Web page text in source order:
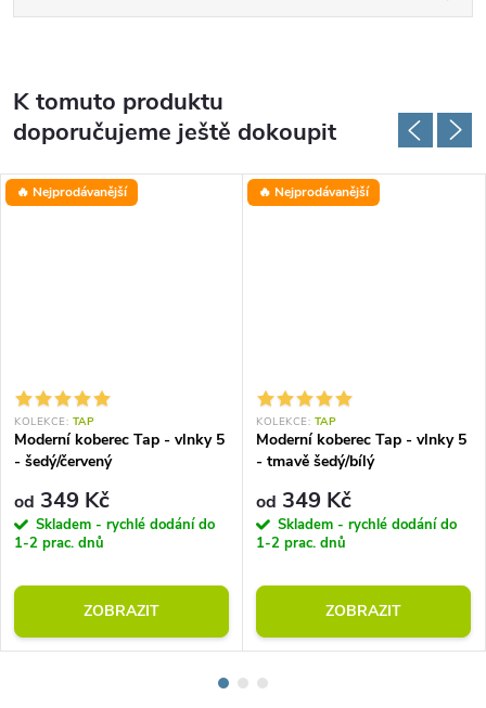
K tomuto produktu
doporučujeme ještě dokoupit
🔥 Nejprodávanější
KOLEKCE: TAP
Moderní koberec Tap - vlnky 5
- šedý/červený
od 349 Kč
Skladem - rychlé dodání do
1-2 prac. dnů
ZOBRAZIT
🔥 Nejprodávanější
KOLEKCE: TAP
Moderní koberec Tap - vlnky 5
- tmavě šedý/bílý
od 349 Kč
Skladem - rychlé dodání do
1-2 prac. dnů
ZOBRAZIT